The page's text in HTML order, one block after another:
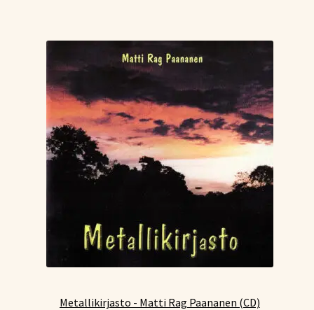
Metallikirjasto - Matti Rag Paananen (CD)